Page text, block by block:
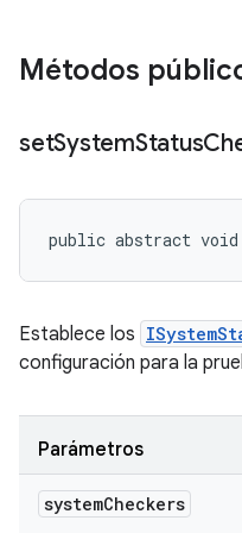
Métodos
setSystemStatus
public abstract void
Establece los
configuración para la
Parámetros
systemCheckers